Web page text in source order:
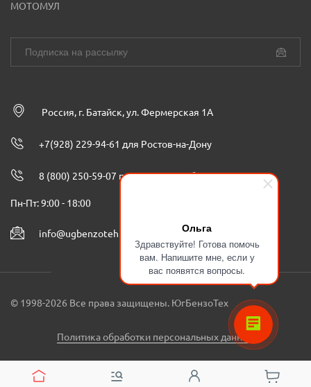
Ольга
Здравствуйте! Готова помочь
вам. Напишите мне, если у
вас появятся вопросы.
МОТОМУЛ
Россия, г. Батайск, ул. Фермерская 1А
+7(928) 229-94-61 для Ростов-на-Дону
8 (800) 250-59-07 по всей России бесплатно
Пн-Пт: 9:00 - 18:00
info@ugbenzoteh.ru
© 1998-2026 Все права защищены. ЮгБензоТех
Политика обработки персональных данных